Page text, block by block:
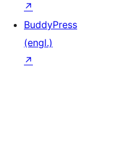
↗
BuddyPress
(engl.)
↗